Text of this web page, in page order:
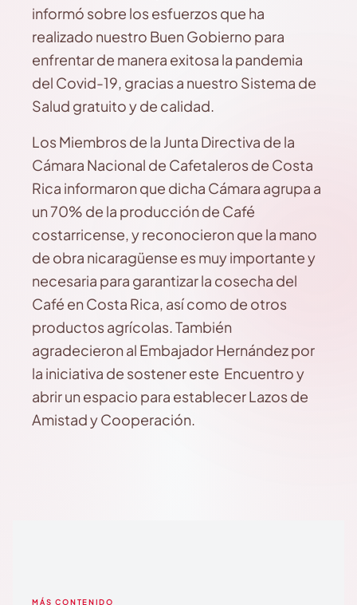
informó sobre los esfuerzos que ha
realizado nuestro Buen Gobierno para
enfrentar de manera exitosa la pandemia
del Covid-19, gracias a nuestro Sistema de
Salud gratuito y de calidad.
Los Miembros de la Junta Directiva de la
Cámara Nacional de Cafetaleros de Costa
Rica informaron que dicha Cámara agrupa a
un 70% de la producción de Café
costarricense, y reconocieron que la mano
de obra nicaragüense es muy importante y
necesaria para garantizar la cosecha del
Café en Costa Rica, así como de otros
productos agrícolas. También
agradecieron al Embajador Hernández por
la iniciativa de sostener este Encuentro y
abrir un espacio para establecer Lazos de
Amistad y Cooperación.
MÁS CONTENIDO